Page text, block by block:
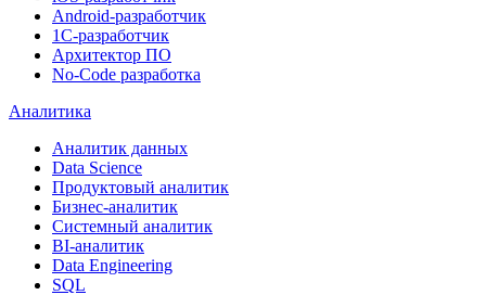
Android-разработчик
1С-разработчик
Архитектор ПО
No-Code разработка
Аналитика
Аналитик данных
Data Science
Продуктовый аналитик
Бизнес-аналитик
Системный аналитик
BI-аналитик
Data Engineering
SQL